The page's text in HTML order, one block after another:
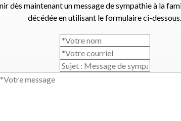
dès maintenant un message de sympathie à la
décédée en utilisant le formulaire ci-dessous.